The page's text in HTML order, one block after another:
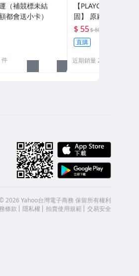
（補競標未結
都會送小卡）
件
【PLAYCARD 101
固】 原廠原裝 磁鐵
殼 尺寸：55pt /
$ 55$ 80
直購
近期銷量 271 件
2026 Yahoo台灣電子商務 保留所有權利
條款
隱私權 拍賣使用規範 交易安全